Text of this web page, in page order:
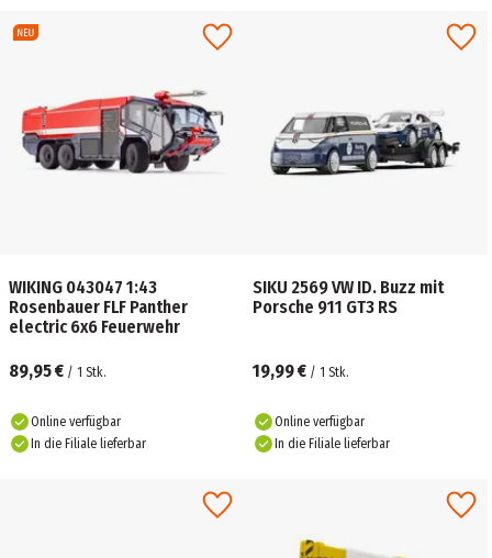
WIKING 043047 1:43
Rosenbauer FLF Panther
electric 6x6 Feuerwehr
89,95 € / 1 Stk.
Online verfügbar
In die Filiale lieferbar
SIKU 2569 VW ID. Buzz mit
Porsche 911 GT3 RS
19,99 € / 1 Stk.
Online verfügbar
In die Filiale lieferbar